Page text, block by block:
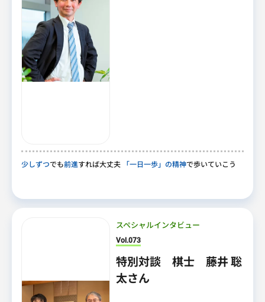
少しずつでも前進すれば大丈夫 「一日一歩」の精神で歩いていこう
スペシャルインタビュー
Vol.073
特別対談 棋士 藤井 聡
太さん